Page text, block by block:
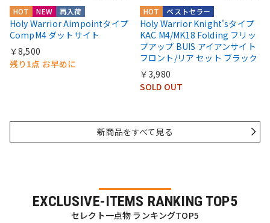
HOT NEW 再入荷
Holy Warrior Aimpointタイプ
CompM4 ダットサイト
￥8,500
残り1点 お早めに
HOT ベストセラー
Holy Warrior Knight'sタイプ
KAC M4/MK18 Folding フリッ
プアップ BUIS アイアンサイト
フロント/リア セット ブラック
￥3,980
SOLD OUT
新商品をすべて見る
EXCLUSIVE-ITEMS RANKING TOP5
セレクト一点物 ランキングTOP5